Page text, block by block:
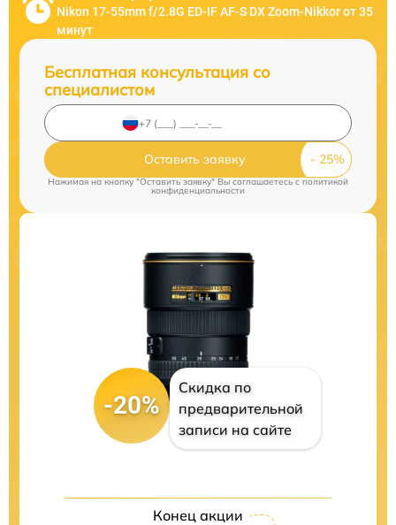
Nikon 17-55mm f/2.8G ED-IF AF-S DX Zoom-Nikkor от 35
минут
Бесплатная консультация со
специалистом
Оставить заявку
Нажимая на кнопку "Оставить заявку" Вы соглашаетесь cполитикой
конфиденциальности
-20%
Скидка по
предварительной
записи на сайте
Конец акции